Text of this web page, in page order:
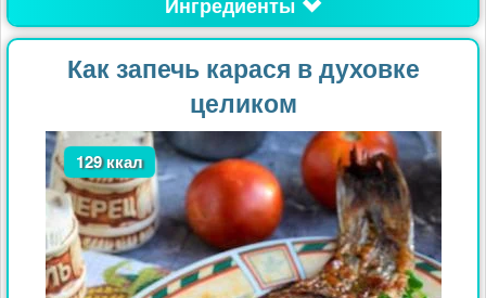
Ингредиенты
Как запечь карася в духовке
целиком
129 ккал